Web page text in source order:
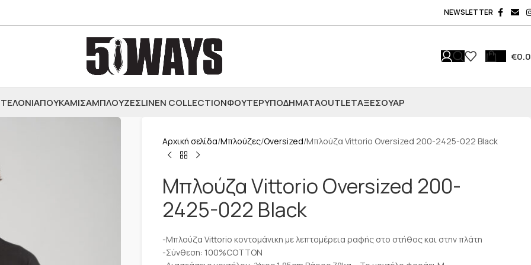
NEWSLETTER
€
ΠΟΥΚΑΜΙΣΑΜΠΛΟΥΖΕΣLINEN COLLECTIONΦΟΥΤΕΡΥΠΟΔΗΜΑΤΑOUTLETΑΞΕΣΟΥΆΡ
Αρχική σελίδα Μπλούζες Oversized Μπλούζα Vittorio Oversized 200-2425-022 Black
Μπλούζα Vittorio Oversized 200-
2425-022 Black
-Μπλούζα Vittorio κοντομάνικη με λεπτομέρεια ραφής στο στήθος και στην πλάτη
-Σύνθεση: 100%COTTON